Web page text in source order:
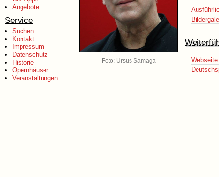
Angebote
Service
Suchen
Kontakt
Impressum
Datenschutz
Historie
Opernhäuser
Veranstaltungen
Foto: Ursus Samaga